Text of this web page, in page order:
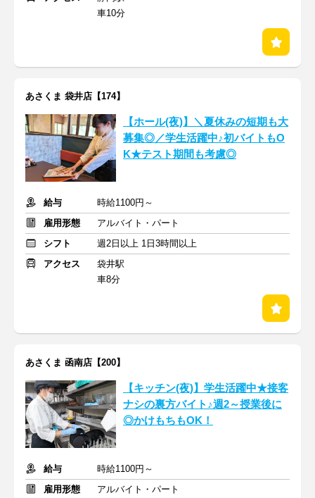
車10分
あさくま 袋井店【174】
【ホール(夜)】＼夏休みの短期も大
募集◎／学生活躍中♪初バイトもO
K★テスト期間も考慮◎
給与
時給1100円～
雇用形態
アルバイト・パート
シフト
週2日以上 1日3時間以上
アクセス
袋井駅
車8分
あさくま 函南店【200】
【キッチン(夜)】学生活躍中★接客
ナシの裏方バイト♪週2～授業後に
◎かけもちもOK！
給与
時給1100円～
雇用形態
アルバイト・パート